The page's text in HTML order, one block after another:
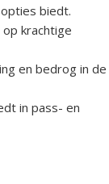
biedt.
krachtige
en bedrog in de
in pass- en